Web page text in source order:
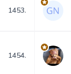
1453.
1454.